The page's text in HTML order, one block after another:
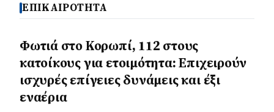
ΕΠΙΚΑΙΡΟΤΗΤΑ
Φωτιά στο Κορωπί, 112 στους
κατοίκους για ετοιμότητα: Επιχειρούν
ισχυρές επίγειες δυνάμεις και έξι
εναέρια